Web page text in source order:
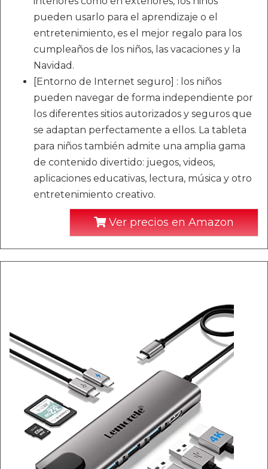
pueden usarlo para el aprendizaje o el
entretenimiento, es el mejor regalo para los
cumpleaños de los niños, las vacaciones y la
Navidad.
[Entorno de Internet seguro] : los niños
pueden navegar de forma independiente por
los diferentes sitios autorizados y seguros que
se adaptan perfectamente a ellos. La tableta
para niños también admite una amplia gama
de contenido divertido: juegos, videos,
aplicaciones educativas, lectura, música y otro
entretenimiento creativo.
Ver precios en Amazon